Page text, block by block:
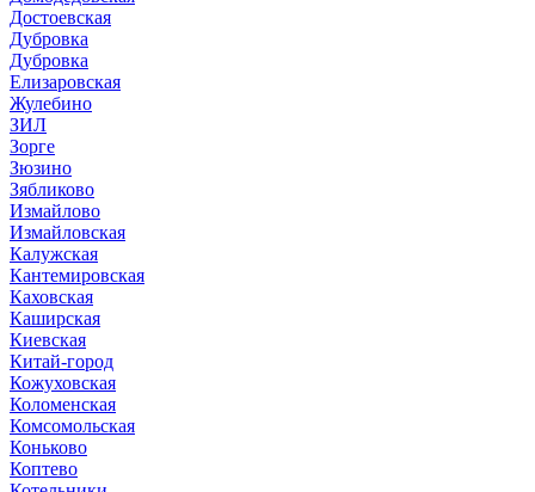
Достоевская
Дубровка
Дубровка
Елизаровская
Жулебино
ЗИЛ
Зорге
Зюзино
Зябликово
Измайлово
Измайловская
Калужская
Кантемировская
Каховская
Каширская
Киевская
Китай-город
Кожуховская
Коломенская
Комсомольская
Коньково
Коптево